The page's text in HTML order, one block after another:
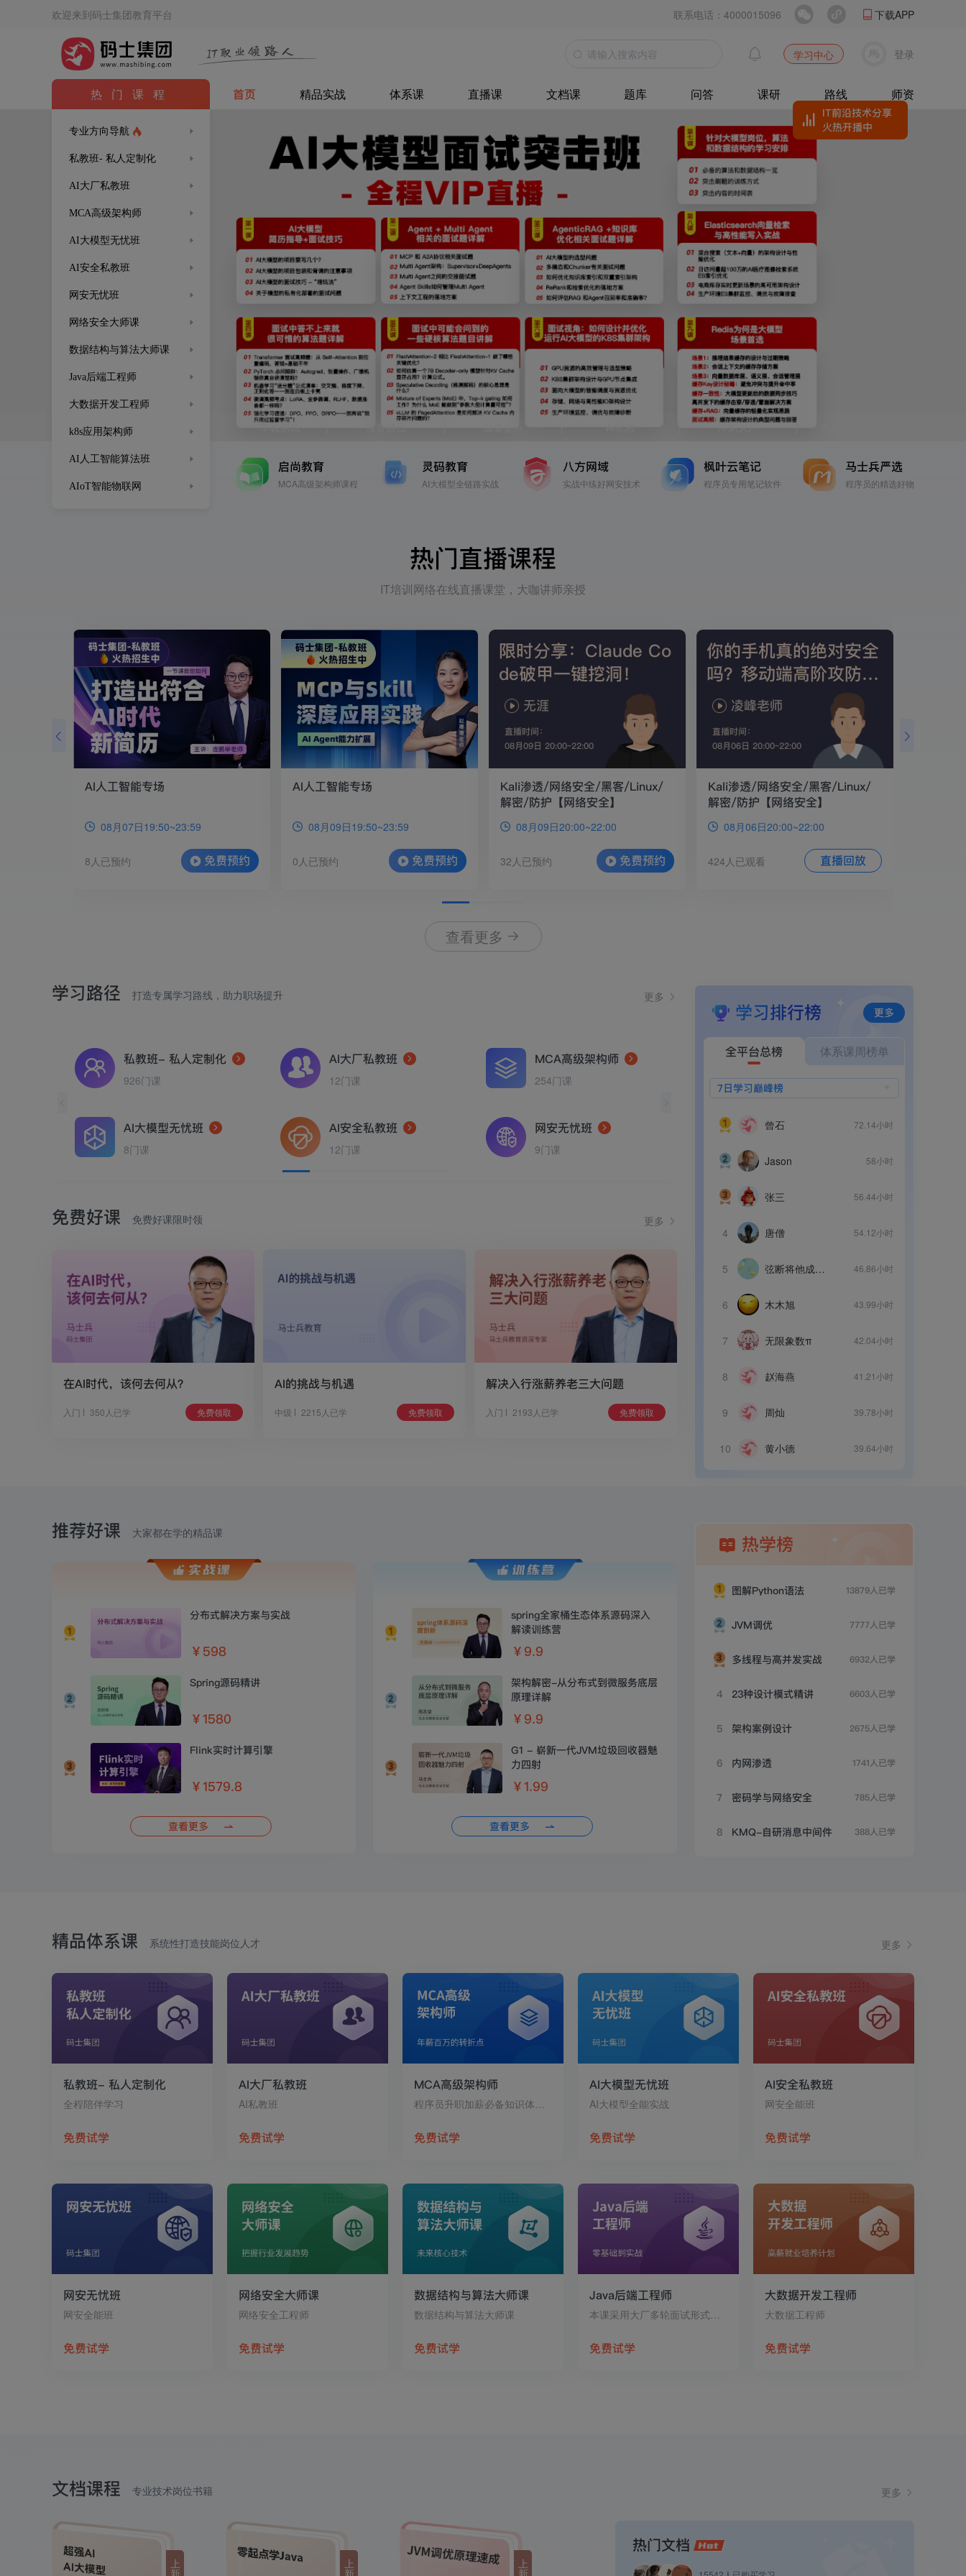
IT前沿技术分享
火热开播中
欢迎来到码士集团教育平台 联系电话：4000015096 下载APP
学习中心 登录
热门课程 首页 精品实战 体系课 直播课 文档课 题库 问答 课研 路线 师资
专业方向导航
私教班- 私人定制化
AI大厂私教班
MCA高级架构师
AI大模型无忧班
AI安全私教班
网安无忧班
网络安全大师课
数据结构与算法大师课
Java后端工程师
大数据开发工程师
k8s应用架构师
AI人工智能算法班
AIoT智能物联网
车载测试 冲刺大厂
启尚教育
MCA高级架构师课程
灵码教育
AI大模型全链路实战
八方网域
实战中练好网安技术
枫叶云笔记
程序员专用笔记软件
马士兵严选
程序员的精选好物
热门直播课程
IT培训网络在线直播课堂，大咖讲师亲授
AI人工智能专场
08月07日19:50~23:59
8人已预约 免费预约
AI人工智能专场
08月09日19:50~23:59
0人已预约 免费预约
限时分享：Claude Co
de破甲一键挖洞！
无涯
直播时间：
08月09日 20:00~22:00
Kali渗透/网络安全/黑客/Linux/
解密/防护【网络安全】
08月09日20:00~22:00
32人已预约 免费预约
你的手机真的绝对安全
吗？移动端高阶攻防揭
秘！凌峰老师
直播时间：
08月06日 20:00~22:00
Kali渗透/网络安全/黑客/Linux/
解密/防护【网络安全】
08月06日20:00~22:00
424人已观看 直播回放
查看更多
学习路径 打造专属学习路线，助力职场提升 更多
私教班- 私人定制化
926门课
AI大厂私教班
12门课
MCA高级架构师
254门课
AI大模型无忧班
8门课
AI安全私教班
12门课
网安无忧班
9门课
网络安全大师课
104门课
大数据开发工程师
85门课
免费好课 免费好课限时领 更多
在AI时代，该何去何从？
入门 350人已学 免费领取
AI的挑战与机遇
中级 2215人已学 免费领取
解决入行涨薪养老三大问题
入门 2193人已学 免费领取
学习排行榜 更多
全平台总榜 体系课周榜单
曾石 72.14小时
Jason 58小时
张三 56.44小时
4 唐僧 54.12小时
5 弦断将他成死棋 46.86小时
6 木木旭 43.99小时
7 无限象数π 42.04小时
8 赵海燕 41.21小时
9 周灿 39.78小时
10 黄小德 39.64小时
推荐好课 大家都在学的精品课
分布式解决方案与实战
￥598
Spring源码精讲
￥1580
Flink实时计算引擎
￥1579.8
查看更多
spring全家桶生态体系源码深入
解读训练营
￥9.9
架构解密-从分布式到微服务底层
原理详解
￥9.9
G1 - 崭新一代JVM垃圾回收器魅
力四射
￥1.99
查看更多
热学榜
图解Python语法 13879人已学
JVM调优 7777人已学
多线程与高并发实战 6932人已学
4 23种设计模式精讲 6603人已学
5 架构案例设计 2675人已学
6 内网渗透 1741人已学
7 密码学与网络安全 785人已学
8 KMQ-自研消息中间件 388人已学
精品体系课 系统性打造技能岗位人才 更多
私教班- 私人定制化
全程陪伴学习
免费试学
AI大厂私教班
AI私教班
免费试学
MCA高级架构师
程序员升职加薪必备知识体系：互联网架构师+大数据推荐系统.
免费试学
AI大模型无忧班
AI大模型全能实战
免费试学
AI安全私教班
网安全能班
免费试学
网安无忧班
网安全能班
免费试学
网络安全大师课
网络安全工程师
免费试学
数据结构与算法大师课
数据结构与算法大师课
免费试学
Java后端工程师
本课采用大厂多轮面试形式贯穿主线
免费试学
大数据开发工程师
大数据工程师
免费试学
文档课程 专业技术岗位书籍 更多
上
新
上
新
上
新
热门文档